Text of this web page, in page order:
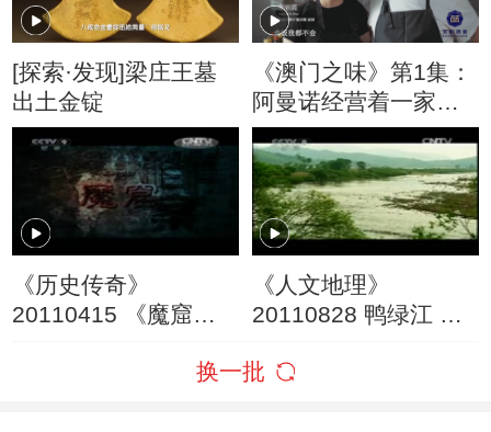
[探索·发现]梁庄王墓
出土金锭
《澳门之味》第1集：
阿曼诺经营着一家葡
国风味的私房菜餐厅
《历史传奇》
20110415 《魔窟》
《人文地理》
20110828 鸭绿江 第
换一批